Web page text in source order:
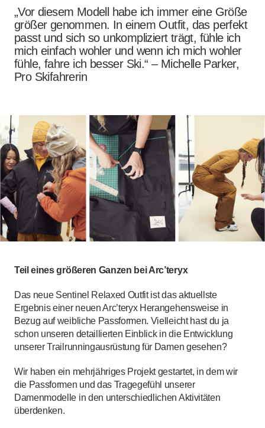
„Vor diesem Modell habe ich immer eine Größe
größer genommen. In einem Outfit, das perfekt
passt und sich so unkompliziert trägt, fühle ich
mich einfach wohler und wenn ich mich wohler
fühle, fahre ich besser Ski.“ – Michelle Parker,
Pro Skifahrerin
Teil eines größeren Ganzen bei Arc’teryx
Das neue Sentinel Relaxed Outfit ist das aktuellste
Ergebnis einer neuen Arc’teryx Herangehensweise in
Bezug auf weibliche Passformen. Vielleicht hast du ja
schon unseren detaillierten Einblick in die Entwicklung
unserer Trailrunningausrüstung für Damen gesehen?
Wir haben ein mehrjähriges Projekt gestartet, in dem wir
die Passformen und das Tragegefühl unserer
Damenmodelle in den unterschiedlichen Aktivitäten
überdenken.